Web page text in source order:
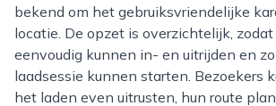
bekend om het gebruiksvriendelijke
locatie. De opzet is overzichtelijk, zodat
eenvoudig kunnen in- en uitrijden en
laadsessie kunnen starten. Bezoekers
het laden even uitrusten, hun route